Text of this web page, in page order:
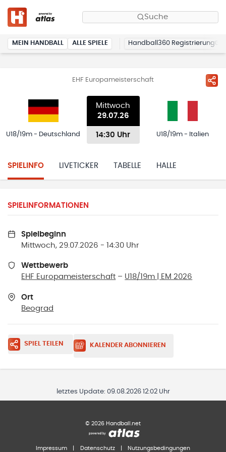
Suche
MEIN HANDBALL ALLE SPIELE Handball360 Registrierung
EHF Europameisterschaft
U18/19m - Deutschland
Mittwoch
29.07.26
14:30 Uhr U18/19m - Italien
SPIELINFO LIVETICKER TABELLE HALLE
SPIELINFORMATIONEN
Spielbeginn
Mittwoch, 29.07.2026 - 14:30 Uhr
Wettbewerb
EHF Europameisterschaft – U18/19m | EM 2026
Ort
Beograd
SPIEL TEILEN KALENDER ABONNIEREN
letztes Update: 09.08.2026 12:02 Uhr
© 2026 Handball.net
Impressum Datenschutz Nutzungsbedingungen